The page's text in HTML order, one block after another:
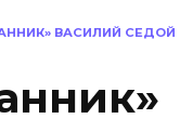
ВАСИЛИЙ СЕДОЙ